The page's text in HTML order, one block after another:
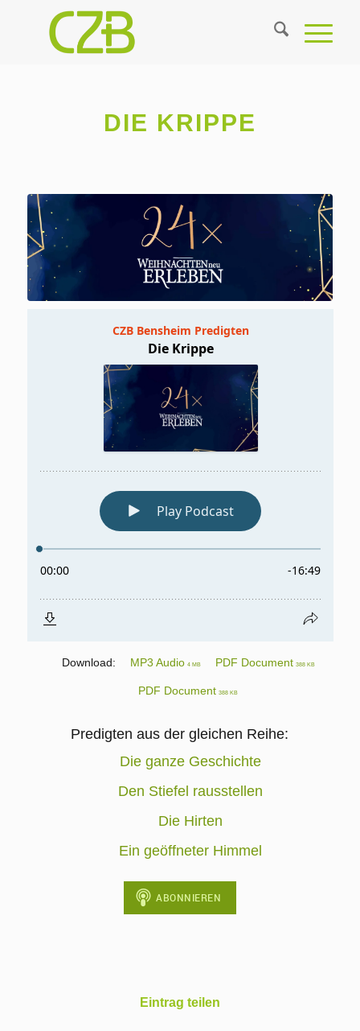
DIE KRIPPE
Download: MP3 Audio 4 MB PDF Document 388 KB
PDF Document 388 KB
Predigten aus der gleichen Reihe:
Die ganze Geschichte
Den Stiefel rausstellen
Die Hirten
Ein geöffneter Himmel
Eintrag teilen